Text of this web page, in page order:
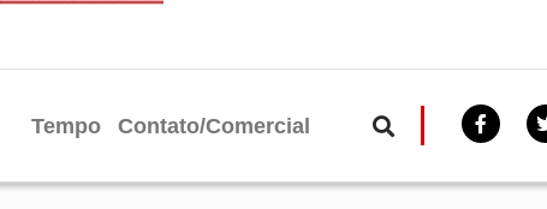
Tempo Contato/Comercial